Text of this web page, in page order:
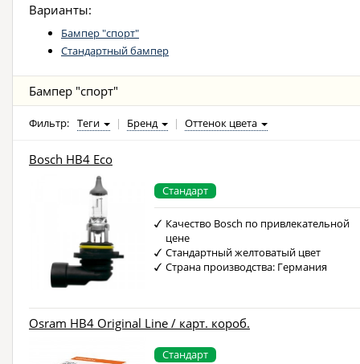
Варианты:
Бампер "cпорт"
Стандартный бампер
Бампер "cпорт"
Фильтр: Теги | Бренд | Оттенок цвета
Bosch HB4 Eco
Стандарт
Качество Bosch по привлекательной
цене
Стандартный желтоватый цвет
Страна производства: Германия
Osram HB4 Original Line / карт. короб.
Стандарт